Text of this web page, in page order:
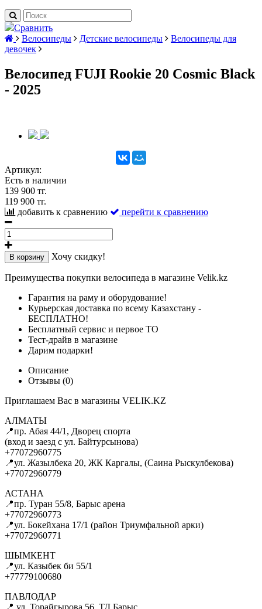
Сравнить
Велосипеды
Детские велосипеды
Велосипеды для
девочек
Велосипед FUJI Rookie 20 Cosmic Black
- 2025
Артикул:
Есть в наличии
139 900 тг.
119 900 тг.
добавить к сравнению
перейти к сравнению
В корзину Хочу скидку!
Преимущества покупки велосипеда в магазине Velik.kz
Гарантия на раму и оборудование!
Курьерская доставка по всему Казахстану -
БЕСПЛАТНО!
Бесплатный сервис и первое ТО
Тест-драйв в магазине
Дарим подарки!
Описание
Отзывы (0)
Приглашаем Вас в магазины VELIK.KZ
АЛМАТЫ
📍пр. Абая 44/1, Дворец спорта
(вход и заезд с ул. Байтурсынова)
+77072960775
📍ул. Жазылбека 20, ЖК Каргалы, (Саина Рыскулбекова)
+77072960779
АСТАНА
📍пр. Туран 55/8, Барыс арена
+77072960773
📍ул. Бокейхана 17/1 (район Триумфальной арки)
+77072960771
ШЫМКЕНТ
📍ул. Казыбек би 55/1
+77779100680
ПАВЛОДАР
📍 ул. Торайгырова 56, ТД Барыс